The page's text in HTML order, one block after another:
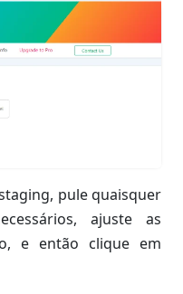
pule quaisquer
ajuste as
e então clique em